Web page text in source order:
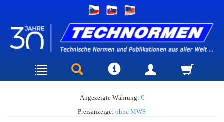
Angezeigte Währung: €
Preisanzeige: ohne MWS